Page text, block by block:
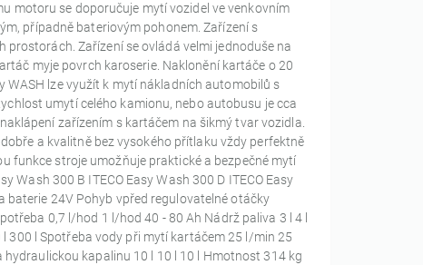
motoru se doporučuje mytí vozidel ve venkovním
případně bateriovým pohonem. Zařízení s
Zařízení se ovládá velmi jednoduše na
myje povrch karoserie. Naklonění kartáče o 20
lze využít k mytí nákladních automobilů s
umytí celého kamionu, nebo autobusu je cca
zařízením s kartáčem na šikmý tvar vozidla.
a kvalitně bez vysokého přítlaku vždy perfektně
funkce stroje umožňuje praktické a bezpečné mytí
Wash 300 B ITECO Easy Wash 300 D ITECO Easy
24V Pohyb vpřed regulovatelné otáčky
0,7 l/hod 1 l/hod 40 - 80 Ah Nádrž paliva 3 l 4 l
300 l Spotřeba vody při mytí kartáčem 25 l/min 25
kapalinu 10 l 10 l 10 l Hmotnost 314 kg